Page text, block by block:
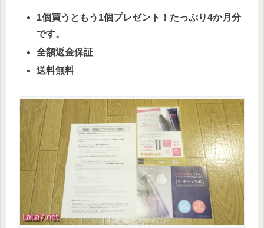
1個買うともう1個プレゼント！たっぷり4か月分
です。
全額返金保証
送料無料